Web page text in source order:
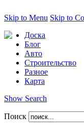
Skip to Menu Skip to
Доска
Блог
Авто
Строительство
Разное
Карта
Show Search
Поиск